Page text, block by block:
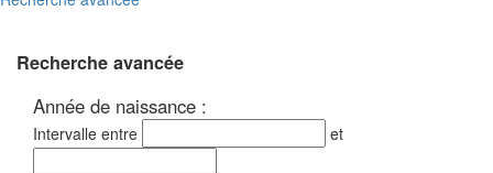
Recherche avancée
Année de naissance :
Intervalle entre et